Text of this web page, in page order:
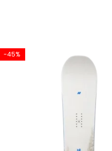
pentru o senzație de
presiunea pentru un flex
pentru aderență
-45%